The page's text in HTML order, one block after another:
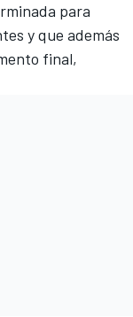
para
y que además
final,